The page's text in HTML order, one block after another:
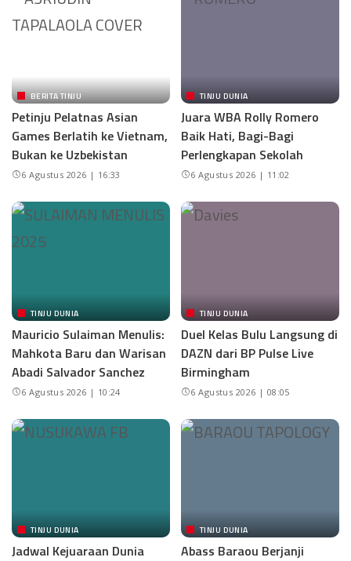
BERITA TINJU
Petinju Pelatnas Asian
Games Berlatih ke Vietnam,
Bukan ke Uzbekistan
6 Agustus 2026 | 16:33
TINJU DUNIA
Juara WBA Rolly Romero
Baik Hati, Bagi-Bagi
Perlengkapan Sekolah
6 Agustus 2026 | 11:02
TINJU DUNIA
Mauricio Sulaiman Menulis:
Mahkota Baru dan Warisan
Abadi Salvador Sanchez
6 Agustus 2026 | 10:24
TINJU DUNIA
Duel Kelas Bulu Langsung di
DAZN dari BP Pulse Live
Birmingham
6 Agustus 2026 | 08:05
TINJU DUNIA
Jadwal Kejuaraan Dunia
TINJU DUNIA
Abass Baraou Berjanji